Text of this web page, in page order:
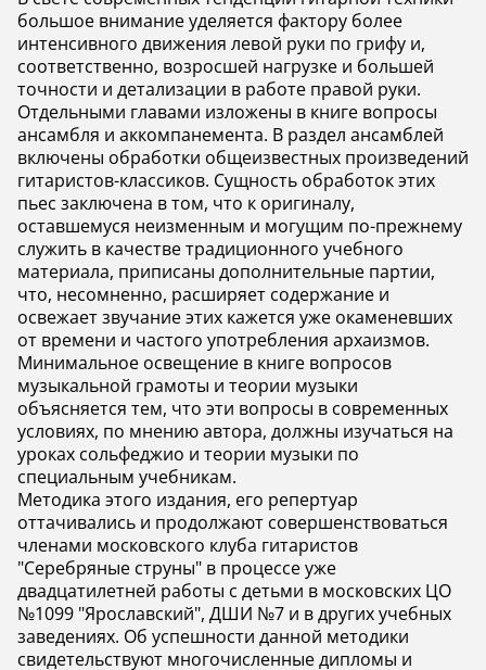
большое внимание уделяется фактору более
интенсивного движения левой руки по грифу и,
соответственно, возросшей нагрузке и большей
точности и детализации в работе правой руки.
Отдельными главами изложены в книге вопросы
ансамбля и аккомпанемента. В раздел ансамблей
включены обработки общеизвестных произведений
гитаристов-классиков. Сущность обработок этих
пьес заключена в том, что к оригиналу,
оставшемуся неизменным и могущим по-прежнему
служить в качестве традиционного учебного
материала, приписаны дополнительные партии,
что, несомненно, расширяет содержание и
освежает звучание этих кажется уже окаменевших
от времени и частого употребления архаизмов.
Минимальное освещение в книге вопросов
музыкальной грамоты и теории музыки
объясняется тем, что эти вопросы в современных
условиях, по мнению автора, должны изучаться на
уроках сольфеджио и теории музыки по
специальным учебникам.
Методика этого издания, его репертуар
оттачивались и продолжают совершенствоваться
членами московского клуба гитаристов
"Серебряные струны" в процессе уже
двадцатилетней работы с детьми в московских ЦО
№1099 "Ярославский", ДШИ №7 и в других учебных
заведениях. Об успешности данной методики
свидетельствуют многочисленные дипломы и